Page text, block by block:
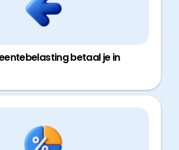
betaal je in